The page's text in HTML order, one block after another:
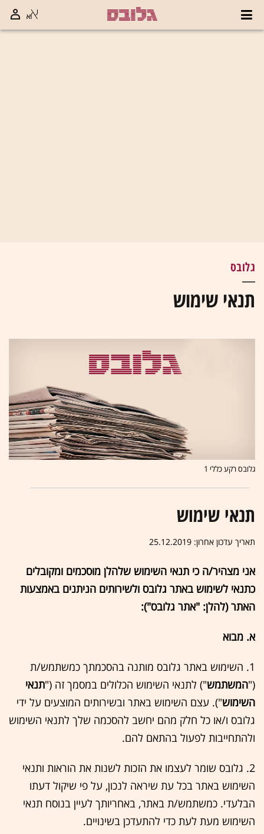
גלובס
תנאי שימוש
גלובס רקע כללי 1
תנאי שימוש
תאריך עדכון אחרון: 25.12.2019
אני מצהיר/ה כי תנאי השימוש שלהלן מוסכמים ומקובלים
כתנאי לשימוש באתר גלובס ולשירותים הניתנים באמצעות
האתר (להלן: "אתר גלובס"):
א. מבוא
1. השימוש באתר גלובס מותנה בהסכמתך כמשתמש/ת
("המשתמש") לתנאי השימוש הכלולים במסמך זה ("תנאי
השימוש"). עצם השימוש באתר ובשירותים המוצעים על ידי
גלובס ו/או כל חלק מהם יחשב להסכמה שלך לתנאי השימוש
ולהתחייבות לפעול בהתאם להם.
2. גלובס שומר לעצמו את הזכות לשנות את הוראות ותנאי
השימוש באתר בכל עת שיראה לנכון, על פי שיקול דעתו
הבלעדי. כמשתמש/ת באתר, באחריותך לעיין בנוסח תנאי
השימוש מעת לעת כדי להתעדכן בשינויים.